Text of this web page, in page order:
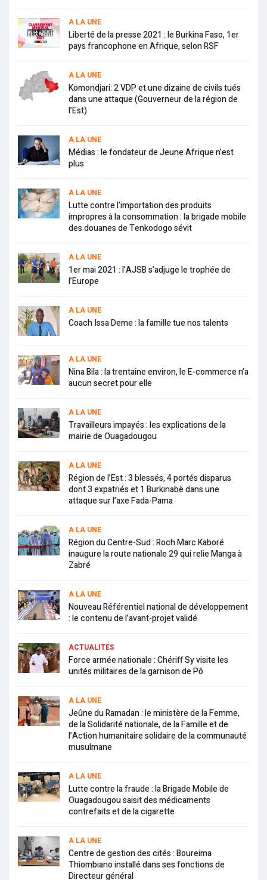
A LA UNE
Liberté de la presse 2021 : le Burkina Faso, 1er
pays francophone en Afrique, selon RSF
A LA UNE
Komondjari: 2 VDP et une dizaine de civils tués
dans une attaque (Gouverneur de la région de
l’Est)
A LA UNE
Médias : le fondateur de Jeune Afrique n’est
plus
A LA UNE
Lutte contre l’importation des produits
impropres à la consommation : la brigade mobile
des douanes de Tenkodogo sévit
A LA UNE
1er mai 2021 : l’AJSB s’adjuge le trophée de
l’Europe
A LA UNE
Coach Issa Deme : la famille tue nos talents
A LA UNE
Nina Bila : la trentaine environ, le E-commerce n’a
aucun secret pour elle
A LA UNE
Travailleurs impayés : les explications de la
mairie de Ouagadougou
A LA UNE
Région de l’Est : 3 blessés, 4 portés disparus
dont 3 expatriés et 1 Burkinabè dans une
attaque sur l’axe Fada-Pama
A LA UNE
Région du Centre-Sud : Roch Marc Kaboré
inaugure la route nationale 29 qui relie Manga à
Zabré
A LA UNE
Nouveau Référentiel national de développement
: le contenu de l’avant-projet validé
ACTUALITÉS
Force armée nationale : Chériff Sy visite les
unités militaires de la garnison de Pô
A LA UNE
Jeûne du Ramadan : le ministère de la Femme,
de la Solidarité nationale, de la Famille et de
l’Action humanitaire solidaire de la communauté
musulmane
A LA UNE
Lutte contre la fraude : la Brigade Mobile de
Ouagadougou saisit des médicaments
contrefaits et de la cigarette
A LA UNE
Centre de gestion des cités : Boureima
Thiombiano installé dans ses fonctions de
Directeur général